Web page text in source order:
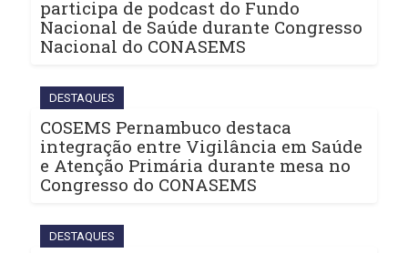
participa de podcast do Fundo
Nacional de Saúde durante Congresso
Nacional do CONASEMS
DESTAQUES
COSEMS Pernambuco destaca
integração entre Vigilância em Saúde
e Atenção Primária durante mesa no
Congresso do CONASEMS
DESTAQUES